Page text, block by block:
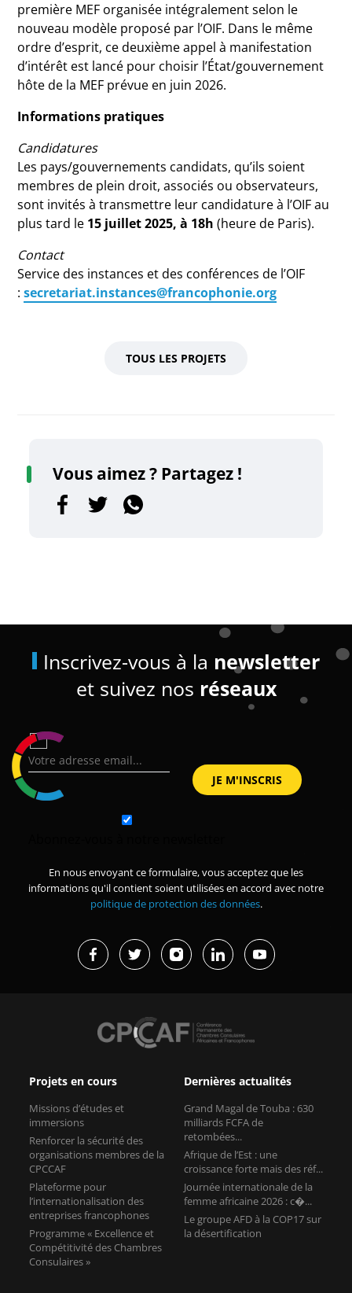
première MEF organisée intégralement selon le
nouveau modèle proposé par l’OIF. Dans le même
ordre d’esprit, ce deuxième appel à manifestation
d’intérêt est lancé pour choisir l’État/gouvernement
hôte de la MEF prévue en juin 2026.
Informations pratiques
Candidatures
Les pays/gouvernements candidats, qu’ils soient
membres de plein droit, associés ou observateurs,
sont invités à transmettre leur candidature à l’OIF au
plus tard le 15 juillet 2025, à 18h (heure de Paris).
Contact
Service des instances et des conférences de l’OIF
:secretariat.instances@francophonie.org
TOUS LES PROJETS
Vous aimez ? Partagez !
Inscrivez-vous à la newsletter
et suivez nos réseaux
En nous envoyant ce formulaire, vous acceptez que les
informations qu'il contient soient utilisées en accord avec notre
politique de protection des données.
Projets en cours
Missions d’études et
immersions
Renforcer la sécurité des
organisations membres de la
CPCCAF
Plateforme pour
l’internationalisation des
entreprises francophones
Programme « Excellence et
Compétitivité des Chambres
Consulaires »
Dernières actualités
Grand Magal de Touba : 630
milliards FCFA de
retombées...
Afrique de l’Est : une
croissance forte mais des réf...
Journée internationale de la
femme africaine 2026 : c�...
Le groupe AFD à la COP17 sur
la désertification